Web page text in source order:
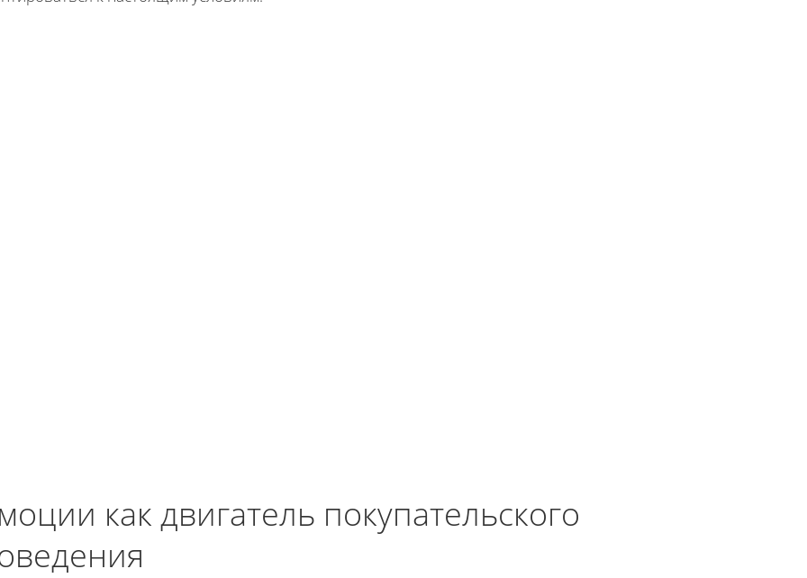
как двигатель покупательского